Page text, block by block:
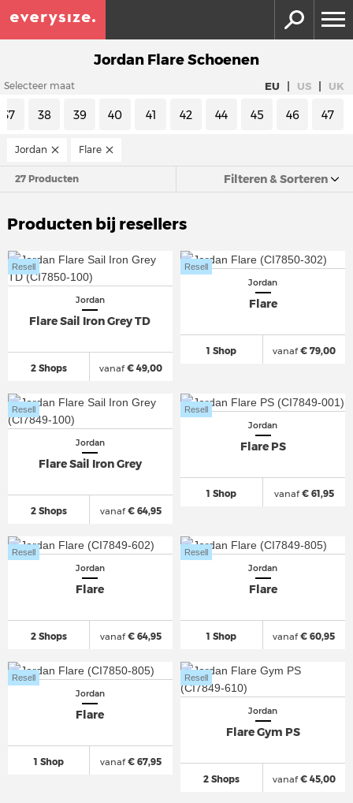
Jordan Flare Schoenen
Selecteer maat EU | US | UK
37 38 39 40 41 42 44 45 46 47
Jordan Flare
27 Producten Filteren & Sorteren
Producten bij resellers
Jordan
Flare Sail Iron Grey TD
2 Shops
Resell
vanaf€ 49,00
Jordan
Flare
1 Shop
Resell
vanaf€ 79,00
Jordan
Flare Sail Iron Grey
2 Shops
Resell
vanaf€ 64,95
Jordan
Flare PS
1 Shop
Resell
vanaf€ 61,95
Jordan
Flare
2 Shops
Resell
vanaf€ 64,95
Jordan
Flare
1 Shop
Resell
vanaf€ 60,95
Jordan
Flare
1 Shop
Resell
vanaf€ 67,95
Jordan
Flare Gym PS
2 Shops
Resell
vanaf€ 45,00